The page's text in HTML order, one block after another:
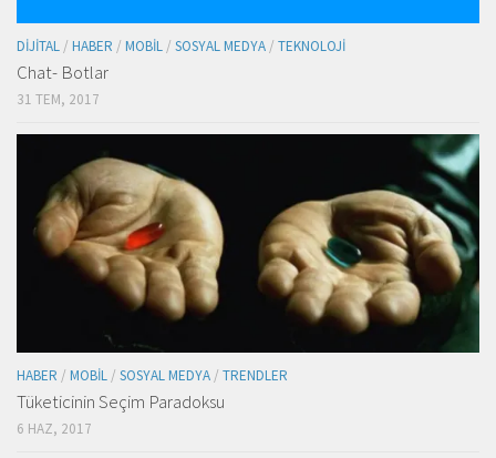
DIJITAL / HABER / MOBIL / SOSYAL MEDYA / TEKNOLOJI
Chat- Botlar
31 TEM, 2017
HABER / MOBIL / SOSYAL MEDYA / TRENDLER
Tüketicinin Seçim Paradoksu
6 HAZ, 2017